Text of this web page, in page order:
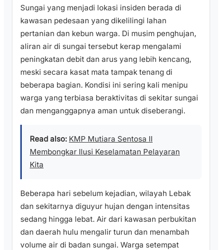
Sungai yang menjadi lokasi insiden berada di
kawasan pedesaan yang dikelilingi lahan
pertanian dan kebun warga. Di musim penghujan,
aliran air di sungai tersebut kerap mengalami
peningkatan debit dan arus yang lebih kencang,
meski secara kasat mata tampak tenang di
beberapa bagian. Kondisi ini sering kali menipu
warga yang terbiasa beraktivitas di sekitar sungai
dan menganggapnya aman untuk diseberangi.
Read also: KMP Mutiara Sentosa II
Membongkar Ilusi Keselamatan Pelayaran
Kita
Beberapa hari sebelum kejadian, wilayah Lebak
dan sekitarnya diguyur hujan dengan intensitas
sedang hingga lebat. Air dari kawasan perbukitan
dan daerah hulu mengalir turun dan menambah
volume air di badan sungai. Warga setempat